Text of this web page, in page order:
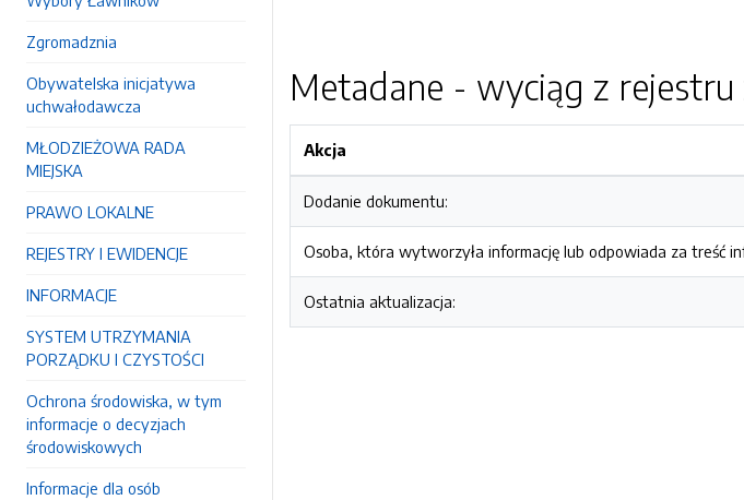
Zgromadznia
Obywatelska inicjatywa
uchwałodawcza
MŁODZIEŻOWA RADA
MIEJSKA
PRAWO LOKALNE
REJESTRY I EWIDENCJE
INFORMACJE
SYSTEM UTRZYMANIA
PORZĄDKU I CZYSTOŚCI
Ochrona środowiska, w tym
informacje o decyzjach
środowiskowych
Informacje dla osób
Metadane - wyciąg z rejestru
Akcja
Dodanie dokumentu:
Osoba, która wytworzyła informację lub odpowiada za treść
Ostatnia aktualizacja: